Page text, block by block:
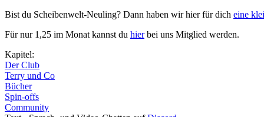
Bist du Scheibenwelt-Neuling? Dann haben wir hier für dich eine
Für nur 1,25 im Monat kannst du hierbei uns Mitglied werden.
Kapitel:
Der Club
Terry und Co
Bücher
Spin-offs
Community